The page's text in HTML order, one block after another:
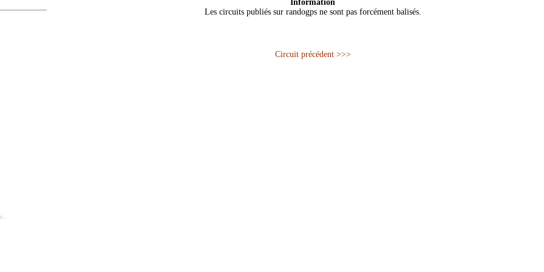
Information
Les circuits publiés sur randogps ne sont pas forcément balisés.
Circuit précédent >>>